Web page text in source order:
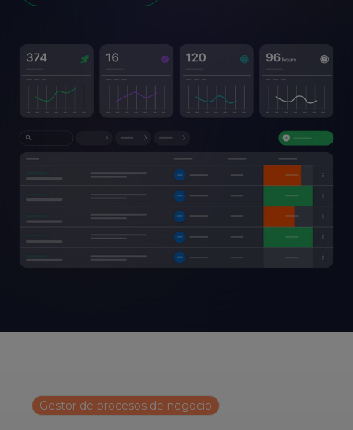
Gestor de procesos de negocio